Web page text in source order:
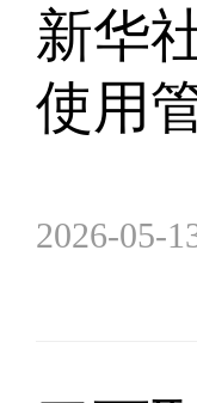
新华
使用
2026-05-